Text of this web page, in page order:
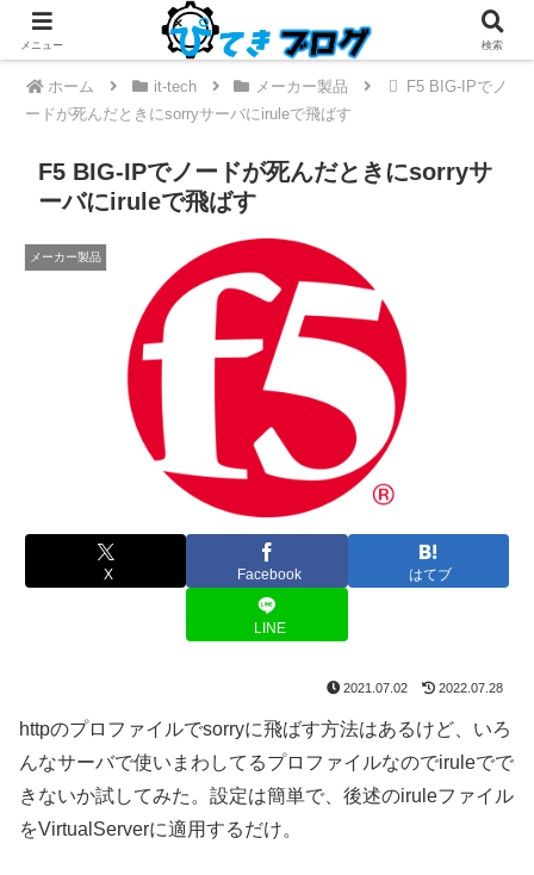
ホーム it-tech メーカー製品
F5 BIG-IPでノ
ードが死んだときにsorryサーバにiruleで飛ばす
F5 BIG-IPでノードが死んだときにsorryサ
ーバにiruleで飛ばす
メーカー製品
X Facebook はてブ
LINE
2021.07.02 2022.07.28
httpのプロファイルでsorryに飛ばす方法はあるけど、いろ
んなサーバで使いまわしてるプロファイルなのでiruleでで
きないか試してみた。設定は簡単で、後述のiruleファイル
をVirtualServerに適用するだけ。
メニュー 検索